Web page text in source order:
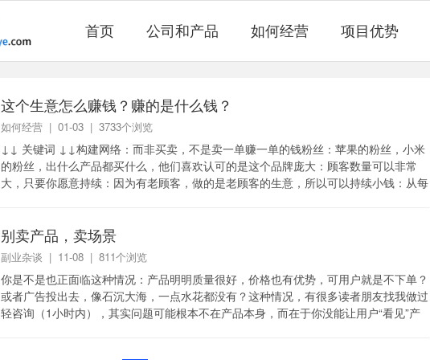
首页 公司和产品 如何经营 项目优势
这个生意怎么赚钱？赚的是什么钱？
如何经营 | 01-03 | 3733个浏览
↓↓ 关键词 ↓↓构建网络：而非买卖，不是卖一单赚一单的钱粉丝：苹果的粉丝，小米
的粉丝，出什么产品都买什么，他们喜欢认可的是这个品牌庞大：顾客数量可以非常
大，只要你愿意持续：因为有老顾客，做的是老顾客的生意，所以可以持续小钱：从每
别卖产品，卖场景
副业杂谈 | 11-08 | 811个浏览
你是不是也正面临这种情况：产品明明质量很好，价格也有优势，可用户就是不下单？
或者广告投出去，像石沉大海，一点水花都没有？这种情况，有很多读者朋友找我做过
轻咨询（1小时内），其实问题可能根本不在产品本身，而在于你没能让用户“看见”产